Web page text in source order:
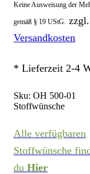
Keine Ausweisung der
gemäß § 19 UStG. zzgl.
Versandkosten
* Lieferzeit 2-4
Sku: OH 500-01
Stoffwünsche
Alle verfügbaren
Stoffwünsche
du Hier